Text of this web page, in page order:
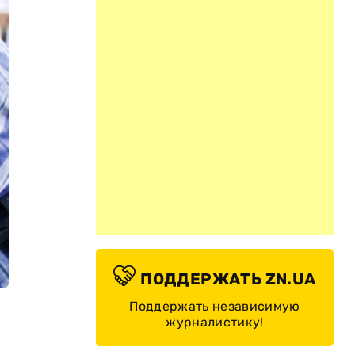
ПОДДЕРЖАТЬ ZN.UA
Поддержать независимую
журналистику!